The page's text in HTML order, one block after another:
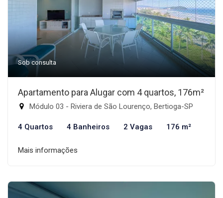
Sob consulta
Apartamento para Alugar com 4 quartos, 176m²
Módulo 03 - Riviera de São Lourenço, Bertioga-SP
4 Quartos 4 Banheiros 2 Vagas 176 m²
Mais informações